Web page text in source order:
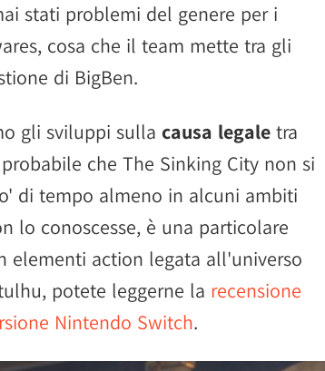
stati problemi del genere per i
cosa che il team mette tra gli
di BigBen.
gli sviluppi sulla causa legale tra
che The Sinking City non si
di tempo almeno in alcuni ambiti
lo conoscesse, è una particolare
elementi action legata all'universo
potete leggerne la recensione
Nintendo Switch.